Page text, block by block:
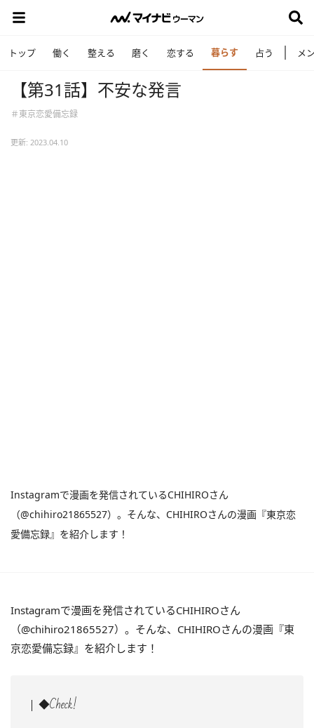
トップ 働く 整える 磨く 恋する 暮らす 占う メ
【第31話】不安な発言
＃東京恋愛備忘録
更新: 2023.04.10
Instagramで漫画を発信されているCHIHIROさん
（@chihiro21865527）。そんな、CHIHIROさんの漫画『東京恋
愛備忘録』を紹介します！
Instagramで漫画を発信されているCHIHIROさん
（@chihiro21865527）。そんな、CHIHIROさんの漫画『東
京恋愛備忘録』を紹介します！
◆Check!